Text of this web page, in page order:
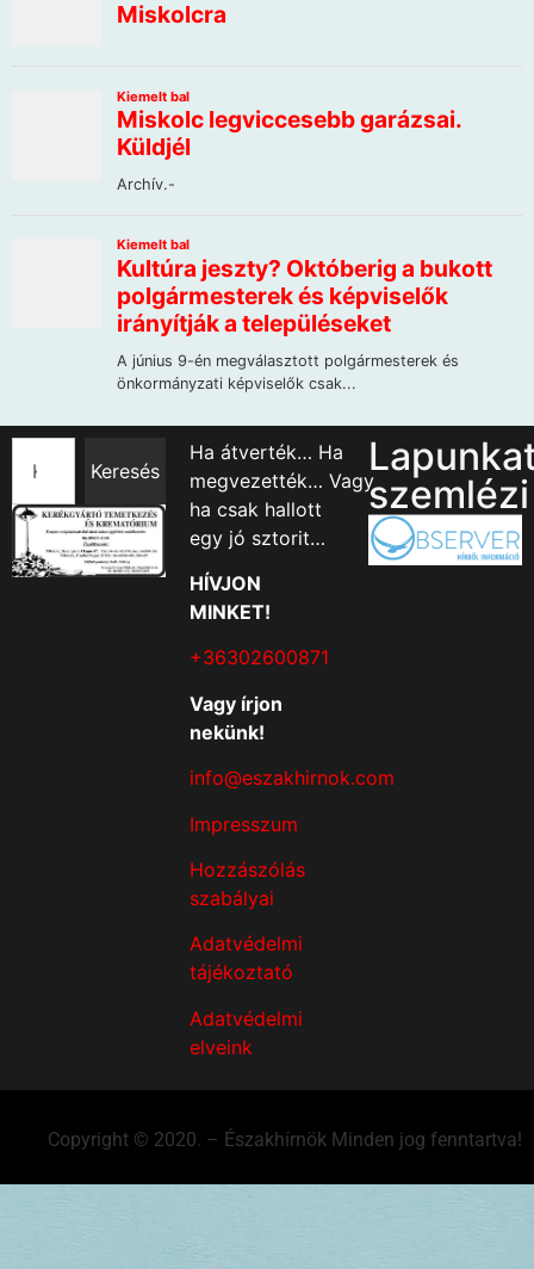
Keresés
Ha átverték… Ha
megvezették… Vagy
ha csak hallott
egy jó sztorit…
HÍVJON
MINKET!
+36302600871
Vagy írjon
nekünk!
info@eszakhirnok.com
Impresszum
Hozzászólás
szabályai
Adatvédelmi
tájékoztató
Adatvédelmi
elveink
szemlézi
Copyright © 2020. – Északhírnök Minden jog fenntartva!